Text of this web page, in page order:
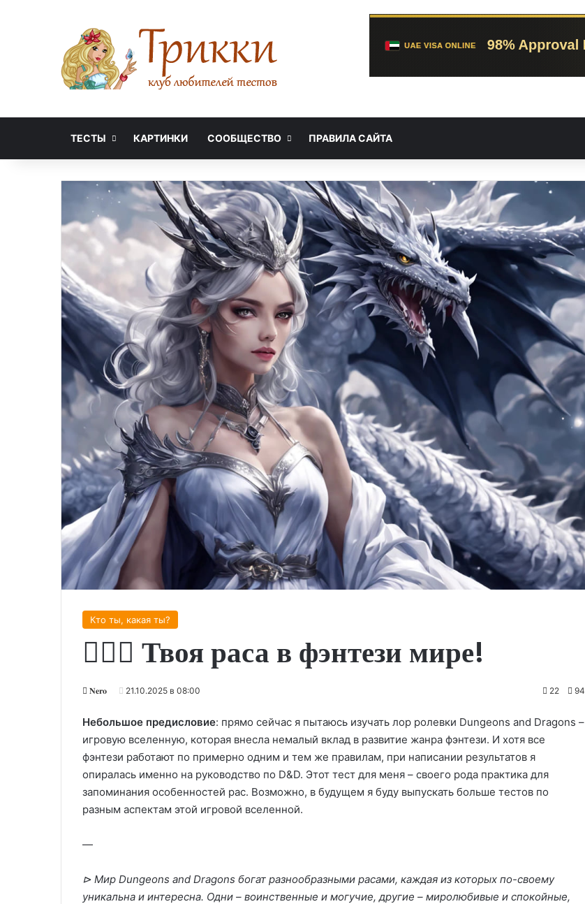
ТЕСТЫ КАРТИНКИ СООБЩЕСТВО ПРАВИЛА САЙТА
Кто ты, какая ты?
🧝‍♂️✨ Твоя раса в фэнтези мире!
𝐍𝐞𝐫𝐨 21.10.2025 в 08:00 22 94
Небольшое предисловие: прямо сейчас я пытаюсь изучать лор ролевки Dungeons and Dragons –
игровую вселенную, которая внесла немалый вклад в развитие жанра фэнтези. И хотя все
фэнтези работают по примерно одним и тем же правилам, при написании результатов я
опиралась именно на руководство по D&D. Этот тест для меня – своего рода практика для
запоминания особенностей рас. Возможно, в будущем я буду выпускать больше тестов по
разным аспектам этой игровой вселенной.
—
⊳ Мир Dungeons and Dragons богат разнообразными расами, каждая из которых по-своему
уникальна и интересна. Одни – воинственные и могучие, другие – миролюбивые и спокойные,